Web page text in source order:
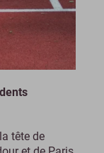
tête de